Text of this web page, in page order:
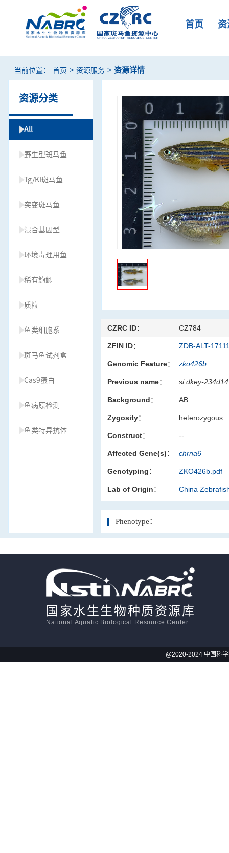
首页
当前位置： 首页 > 资源服务 > 资源详情
资源分类
All
野生型斑马鱼
Tg/KI斑马鱼
突变斑马鱼
混合基因型
环境毒理用鱼
稀有鮈鲫
质粒
鱼类细胞系
斑马鱼试剂盒
Cas9蛋白
鱼病原检测
鱼类特异抗体
CZRC ID： CZ784
ZFIN ID： ZDB-ALT-
Genomic Feature： zko426b
Previous name： si:dkey-
Background： AB
Zygosity： heterozygous
Construct： --
Affected Gene(s)： chrna6
Genotyping： ZKO426b.pdf
Lab of Origin： China
Phenotype：
国家水生生物种质资源库
National Aquatic Biological Resource Center
@2020-2024 中国科